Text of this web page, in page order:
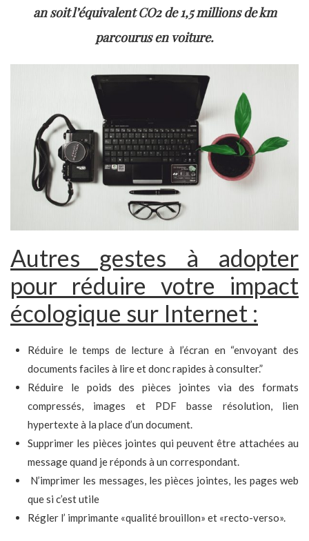
an soit l’équivalent CO2 de 1,5 millions de km
parcourus en voiture.
Autres gestes à adopter
pour réduire votre impact
écologique sur Internet :
Réduire le temps de lecture à l’écran en “envoyant des
documents faciles à lire et donc rapides à consulter.”
Réduire le poids des pièces jointes via des formats
compressés, images et PDF basse résolution, lien
hypertexte à la place d’un document.
Supprimer les pièces jointes qui peuvent être attachées au
message quand je réponds à un correspondant.
N’imprimer les messages, les pièces jointes, les pages web
que si c’est utile
Régler l’ imprimante «qualité brouillon» et «recto-verso».